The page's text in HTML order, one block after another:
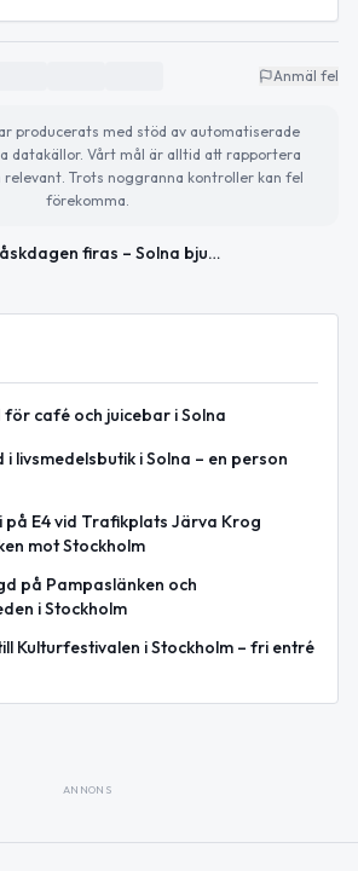
Anmäl fel
producerats med stöd av automatiserade
datakällor. Vårt mål är alltid att rapportera
relevant. Trots noggranna kontroller kan fel
förekomma.
Påskdagen firas – Solna bjuder på vårväder och capsning
för café och juicebar i Solna
livsmedelsbutik i Solna – en person
E4 vid Trafikplats Järva Krog
mot Stockholm
på Pampaslänken och
i Stockholm
Kulturfestivalen i Stockholm – fri entré
ANNONS